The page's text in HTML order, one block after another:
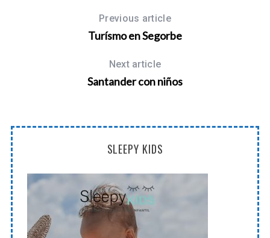
Previous article
Turísmo en Segorbe
Next article
Santander con niños
SLEEPY KIDS